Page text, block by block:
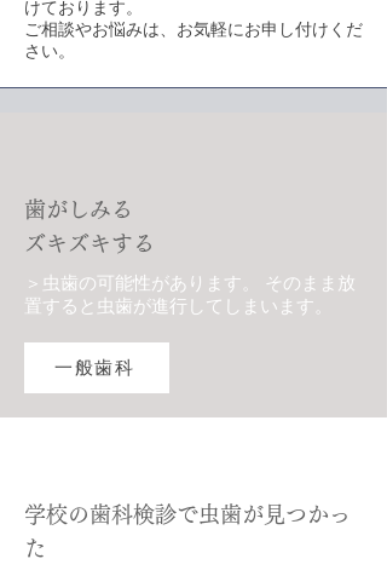
けております。
ご相談やお悩みは、お気軽にお申し付けくだ
さい。
歯がしみる
ズキズキする
＞虫歯の可能性があります。 そのまま放
置すると虫歯が進行してしまいます。
一般歯科
学校の歯科検診で虫歯が見つかっ
た